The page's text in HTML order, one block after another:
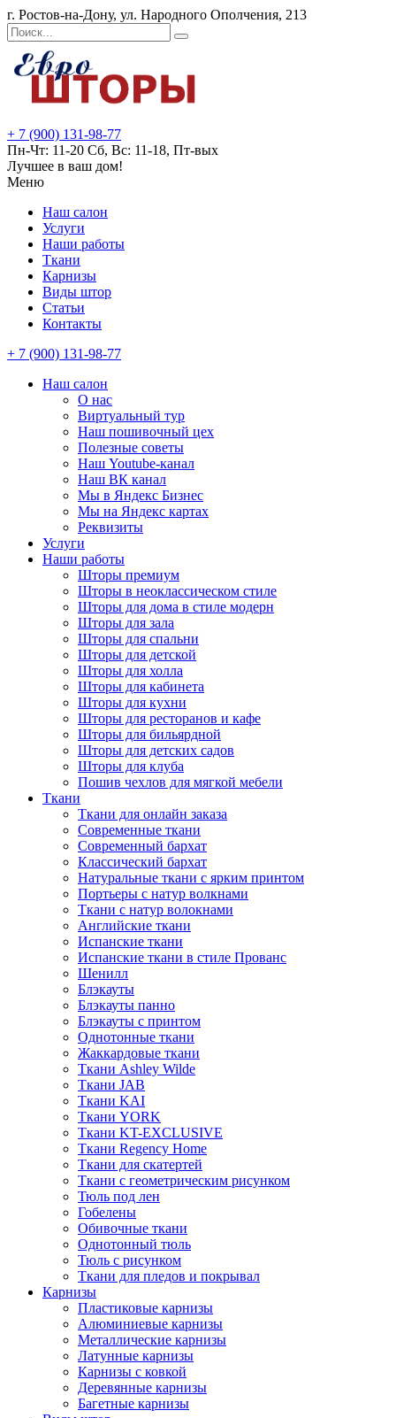
г. Ростов-на-Дону, ул. Народного Ополчения, 213
+ 7 (900) 131-98-77
Пн-Чт: 11-20 Сб, Вс: 11-18, Пт-вых
Лучшее в ваш дом!
Меню
Наш салон
Услуги
Наши работы
Ткани
Карнизы
Виды штор
Статьи
Контакты
+ 7 (900) 131-98-77
Наш салон
О нас
Виртуальный тур
Наш пошивочный цех
Полезные советы
Наш Youtube-канал
Наш ВК канал
Мы в Яндекс Бизнес
Мы на Яндекс картах
Реквизиты
Услуги
Наши работы
Шторы премиум
Шторы в неоклассическом стиле
Шторы для дома в стиле модерн
Шторы для зала
Шторы для спальни
Шторы для детской
Шторы для холла
Шторы для кабинета
Шторы для кухни
Шторы для ресторанов и кафе
Шторы для бильярдной
Шторы для детских садов
Шторы для клуба
Пошив чехлов для мягкой мебели
Ткани
Ткани для онлайн заказа
Современные ткани
Современный бархат
Классический бархат
Натуральные ткани с ярким принтом
Портьеры с натур волкнами
Ткани с натур волокнами
Английские ткани
Испанские ткани
Испанские ткани в стиле Прованс
Шенилл
Блэкауты
Блэкауты панно
Блэкауты с принтом
Однотонные ткани
Жаккардовые ткани
Ткани Ashley Wilde
Ткани JAB
Ткани KAI
Ткани YORK
Ткани KT-EXCLUSIVE
Ткани Regency Home
Ткани для скатертей
Ткани с геометрическим рисунком
Тюль под лен
Гобелены
Обивочные ткани
Однотонный тюль
Тюль с рисунком
Ткани для пледов и покрывал
Карнизы
Пластиковые карнизы
Алюминиевые карнизы
Металлические карнизы
Латунные карнизы
Карнизы с ковкой
Деревянные карнизы
Багетные карнизы